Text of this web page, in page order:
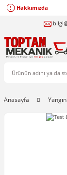
Hakkımızda
Anasayfa